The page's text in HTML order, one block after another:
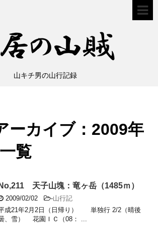
山キチ男の山行記録
ーカイブ：2009年
覧
No,211 天子山塊：竜ヶ岳（1485ｍ）
2009/02/02 -山行記
成21年2月2日（日帰り） 単独行 2/2（晴後
、雪） 花園ＩＣ（08： ...